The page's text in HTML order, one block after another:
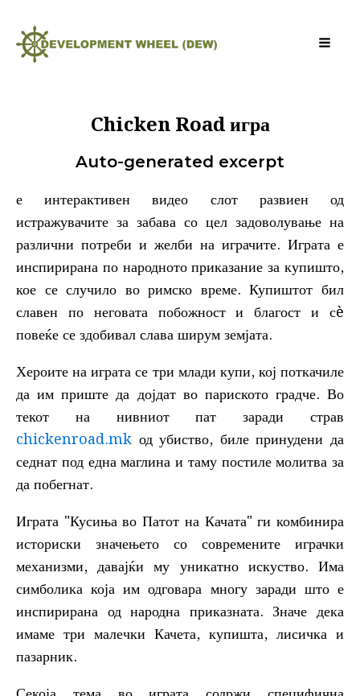
Chicken Road игра
Auto-generated excerpt
е интерактивен видео слот развиен од
истражувачите за забава со цел задоволување на
различни потреби и желби на играчите. Играта е
инспирирана по народното приказание за купишто,
кое се случило во римско време. Купиштот бил
славен по неговата побожност и благост и сè
повеќе се здобивал слава ширум земјата.
Хероите на играта се три млади купи, кој поткачиле
да им приште да дојдат во париското градче. Во
текот на нивниот пат заради страв
chickenroad.mk од убиство, биле принудени да
седнат под една маглина и таму постиле молитва за
да побегнат.
Играта "Кусиња во Патот на Качата" ги комбинира
историски значењето со современите играчки
механизми, давајќи му уникатно искуство. Има
симболика која им одговара многу заради што е
инспирирана од народна приказната. Значе дека
имаме три малечки Качета, купишта, лисичка и
пазарник.